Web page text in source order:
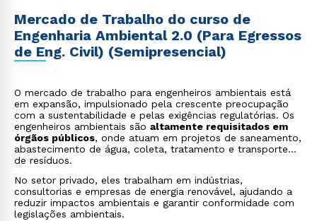
Mercado de Trabalho do curso de
Engenharia Ambiental 2.0 (Para Egressos
de Eng. Civil) (Semipresencial)
O mercado de trabalho para engenheiros ambientais está
em expansão, impulsionado pela crescente preocupação
com a sustentabilidade e pelas exigências regulatórias. Os
engenheiros ambientais são altamente requisitados em
órgãos públicos, onde atuam em projetos de saneamento,
abastecimento de água, coleta, tratamento e transporte
de resíduos.
No setor privado, eles trabalham em indústrias,
consultorias e empresas de energia renovável, ajudando a
reduzir impactos ambientais e garantir conformidade com
legislações ambientais.